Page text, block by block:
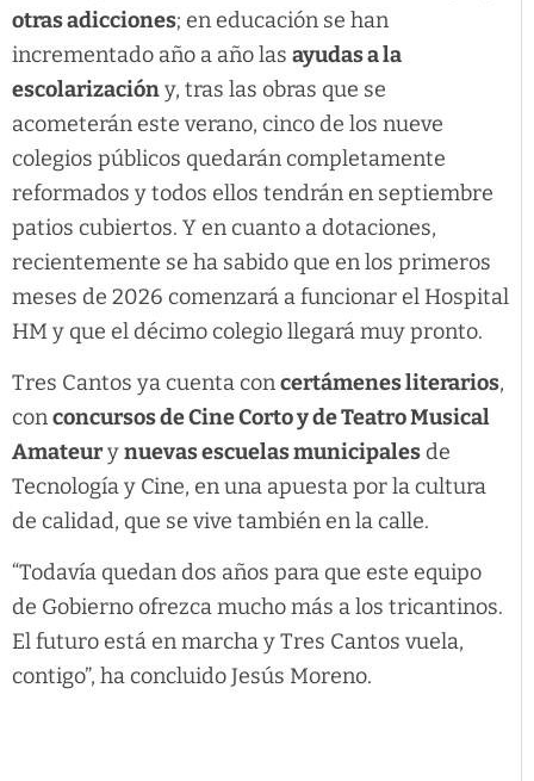
otras adicciones; en educación se han
incrementado año a año las ayudas a la
escolarizacióny, tras las obras que se
acometerán este verano, cinco de los nueve
colegios públicos quedarán completamente
reformados y todos ellos tendrán en septiembre
patios cubiertos. Y en cuanto a dotaciones,
recientemente se ha sabido que en los primeros
meses de 2026 comenzará a funcionar el Hospital
HM y que el décimo colegio llegará muy pronto.
Tres Cantos ya cuenta concertámenes literarios,
conconcursos de Cine Corto y de Teatro Musical
Amateurynuevas escuelas municipales de
Tecnología y Cine, en una apuesta por la cultura
de calidad, que se vive también en la calle.
“Todavía quedan dos años para que este equipo
de Gobierno ofrezca mucho más a los tricantinos.
El futuro está en marcha y Tres Cantos vuela,
contigo”, ha concluido Jesús Moreno.